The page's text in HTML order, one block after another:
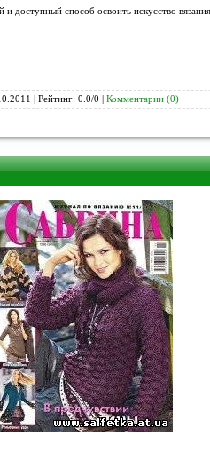
доступный способ освоить искусство
| Рейтинг: 0.0/0 | Комментарии (0)